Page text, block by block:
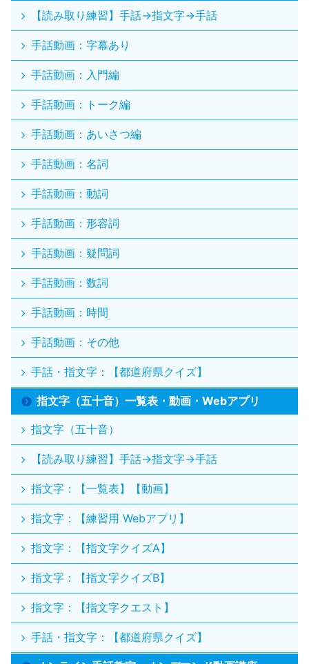
【読み取り練習】手話→指文字→手話
手話動画：字幕あり
手話動画：入門編
手話動画：トーク編
手話動画：あいさつ編
手話動画：名詞
手話動画：動詞
手話動画：形容詞
手話動画：疑問詞
手話動画：数詞
手話動画：時間
手話動画：その他
手話・指文字：【都道府県クイズ】
指文字（五十音）一覧表・動画・Webアプリ
指文字（五十音）
【読み取り練習】手話→指文字→手話
指文字：【一覧表】【動画】
指文字：【練習用 Webアプリ】
指文字：【指文字クイズA】
指文字：【指文字クイズB】
指文字：【指文字クエスト】
手話・指文字：【都道府県クイズ】